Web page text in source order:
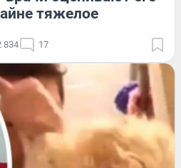
тяжелое
834 17